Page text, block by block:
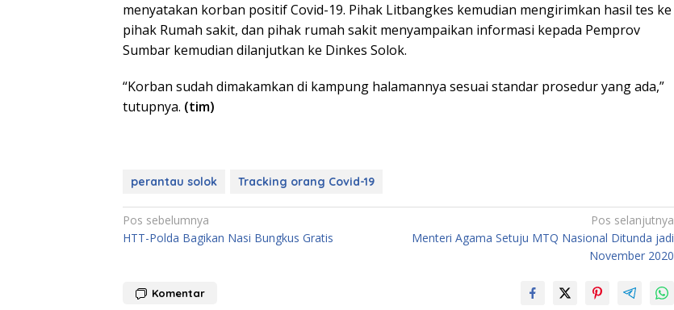
menyatakan korban positif Covid-19. Pihak Litbangkes kemudian mengirimkan hasil tes ke
pihak Rumah sakit, dan pihak rumah sakit menyampaikan informasi kepada Pemprov
Sumbar kemudian dilanjutkan ke Dinkes Solok.
“Korban sudah dimakamkan di kampung halamannya sesuai standar prosedur yang ada,”
tutupnya. (tim)
perantau solok Tracking orang Covid-19
Navigasi
pos
Pos sebelumnya
HTT-Polda Bagikan Nasi Bungkus Gratis
Pos selanjutnya
Menteri Agama Setuju MTQ Nasional Ditunda jadi
November 2020
Komentar